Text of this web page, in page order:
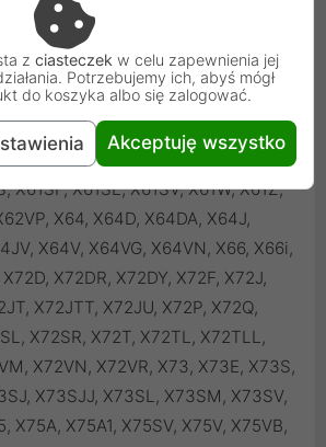
z ciasteczek w celu zapewnienia jej
Potrzebujemy ich, abyś mógł
do koszyka albo się zalogować.
Akceptuję wszystko